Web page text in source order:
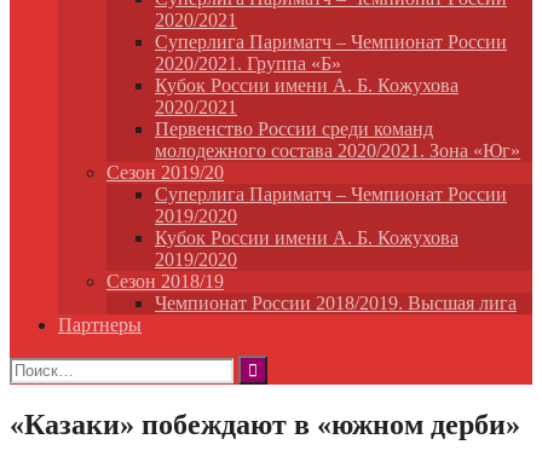
2020/2021
Суперлига Париматч – Чемпионат России
2020/2021. Группа «Б»
Кубок России имени А. Б. Кожухова
2020/2021
Первенство России среди команд
молодежного состава 2020/2021. Зона «Юг»
Сезон 2019/20
Суперлига Париматч – Чемпионат России
2019/2020
Кубок России имени А. Б. Кожухова
2019/2020
Сезон 2018/19
Чемпионат России 2018/2019. Высшая лига
Партнеры
Найти:
«Казаки» побеждают в «южном дерби»